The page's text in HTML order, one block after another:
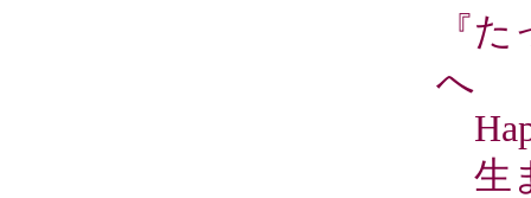
『
へ
生